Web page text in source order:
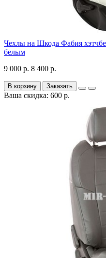
Чехлы на Шкода Фабия
белым
9 000 р. 8 400 р.
В корзину Заказать
Ваша скидка: 600 р.